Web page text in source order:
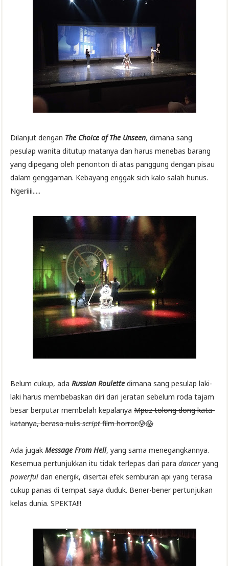
Dilanjut dengan The Choice of The Unseen, dimana sang
pesulap wanita ditutup matanya dan harus menebas barang
yang dipegang oleh penonton di atas panggung dengan pisau
dalam genggaman. Kebayang enggak sich kalo salah hunus.
Ngeriiii.....
Belum cukup, ada Russian Roulette dimana sang pesulap laki-
laki harus membebaskan diri dari jeratan sebelum roda tajam
besar berputar membelah kepalanya Mpuz tolong dong kata-
katanya, berasa nulisscriptfilm horror.😰😱
Ada jugak Message From Hell, yang sama menegangkannya.
Kesemua pertunjukkan itu tidak terlepas dari para dancer yang
powerful dan energik, disertai efek semburan api yang terasa
cukup panas di tempat saya duduk. Bener-bener pertunjukan
kelas dunia. SPEKTA!!!